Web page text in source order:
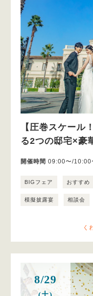
【圧巻スケール
る2つの邸宅×豪
開催時間 09:00〜/10:00
BIGフェア おすすめ
模擬披露宴 相談会
く
8/29